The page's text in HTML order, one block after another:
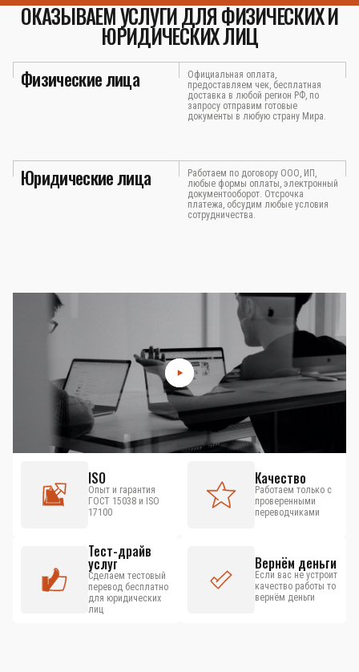
ОКАЗЫВАЕМ УСЛУГИ ДЛЯ ФИЗИЧЕСКИХ И
ЮРИДИЧЕСКИХ ЛИЦ
Физические лица
Официальная оплата,
предоставляем чек, бесплатная
доставка в любой регион РФ, по
запросу отправим готовые
документы в любую страну Мира.
Юридические лица
Работаем по договору ООО, ИП,
любые формы оплаты, электронный
документооборот. Отсрочка
платежа, обсудим любые условия
сотрудничества.
ISO
Опыт и гарантия
ГОСТ 15038 и ISO
17100
Качество
Работаем только с
проверенными
переводчиками
Тест-драйв
услуг
Сделаем тестовый
перевод бесплатно
для юридических
лиц
Вернём деньги
Если вас не устроит
качество работы то
вернём деньги